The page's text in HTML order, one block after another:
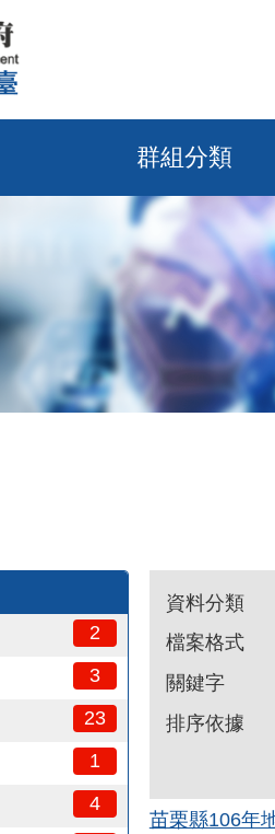
群組分類
2
3
23
1
4
資料分類
檔案格式
關鍵字
排序依據
苗栗縣106年